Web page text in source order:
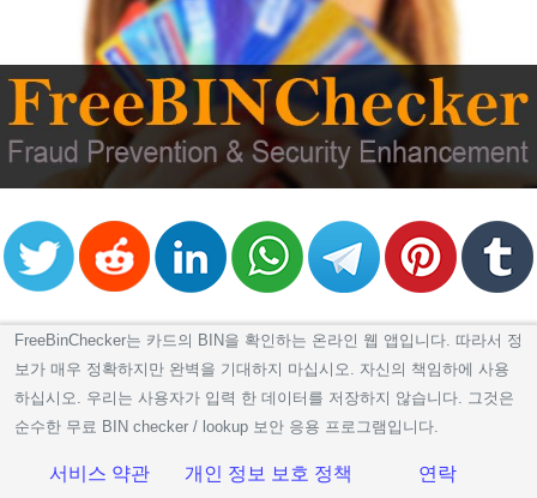
FreeBinChecker는 카드의 BIN을 확인하는 온라인 웹 앱입니다. 따라서 정
보가 매우 정확하지만 완벽을 기대하지 마십시오. 자신의 책임하에 사용
하십시오. 우리는 사용자가 입력 한 데이터를 저장하지 않습니다. 그것은
순수한 무료 BIN checker / lookup 보안 응용 프로그램입니다.
서비스 약관 개인 정보 보호 정책 연락